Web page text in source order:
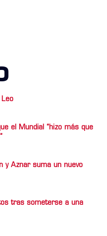
el Mundial “hizo más que
y Aznar suma un nuevo
tras someterse a una